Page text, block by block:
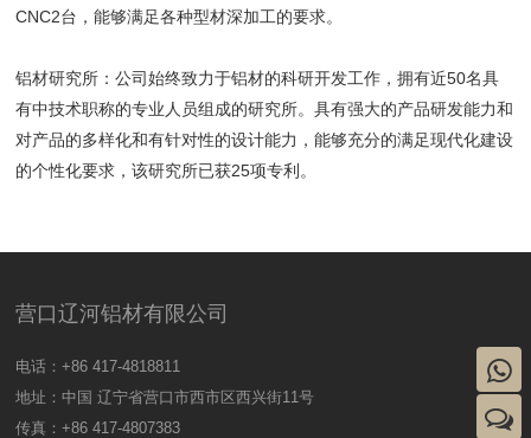
CNC2台，能够满足各种型材深加工的要求。
铝材研究所：公司始终致力于铝材的科研开发工作，拥有近50名具
有中技术职称的专业人员组成的研究所。具有强大的产品研发能力和
对产品的多样化和有针对性的设计能力，能够充分的满足现代化建设
的个性化要求，该研究所已获25项专利。
营口辽河铝材有限公司
电话：+86 417-4818811
地址：中国 辽宁省营口市西市区西兴街11号
传真：+86 417-4807383